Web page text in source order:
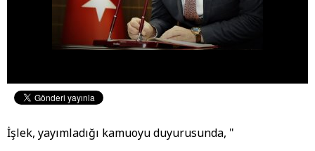
İşlek, yayımladığı kamuoyu duyurusunda, "